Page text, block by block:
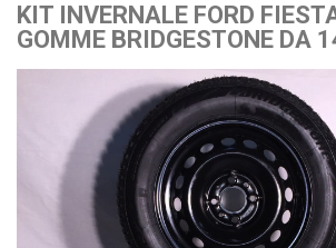
KIT INVERNALE FORD
GOMME BRIDGESTONE DA